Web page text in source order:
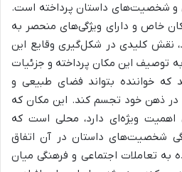
و شخصیت‌های داستان پرداخته است.
خاص و دارای ویژگی‌های منحصر به
نقش کلیدی در شکل‌گیری وقایع این
توصیف این مکان پرداخته و جزئیات
که خواننده بتواند فضای طبیعی و
در ذهن خود تجسم کند. این مکان که
اهمیت ویژه‌ای دارد، محلی است که
شخصیت‌های داستان در آن اتفاق
به تعاملات اجتماعی و فرهنگی میان